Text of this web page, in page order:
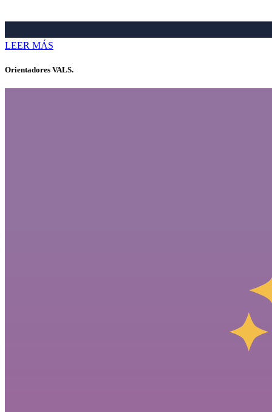
LEER MÁS
Orientadores VALS.